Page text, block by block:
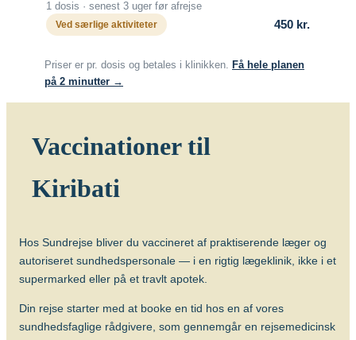
Beskyttelsens varighed
de alvorlige former for TB (milliær TB og
TB-meningitis) og effekten hos voksne er
Tuberkulose
BCG vaccine (BCG Vaccine “AJ
Vaccines”)
1 dosis · senest 3 uger før afrejse
Ved særlige aktiviteter
450 kr.
Priser er pr. dosis og betales i klinikken. Få hele planen
på 2 minutter →
Vaccinationer til
Kiribati
Hos Sundrejse bliver du vaccineret af praktiserende læger og
autoriseret sundhedspersonale — i en rigtig lægeklinik, ikke i et
supermarked eller på et travlt apotek.
Din rejse starter med at booke en tid hos en af vores
sundhedsfaglige rådgivere, som gennemgår en rejsemedicinsk